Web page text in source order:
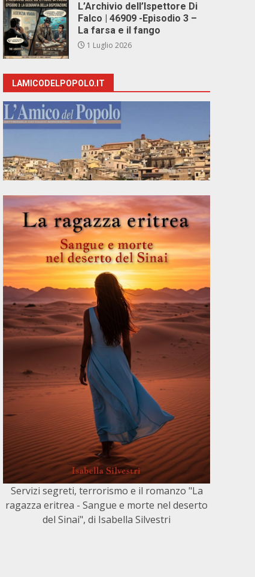
L’Archivio dell’Ispettore Di
Falco | 46909 -Episodio 3 –
La farsa e il fango
1 Luglio 2026
LAMICODELPOPOLO.IT
Servizi segreti, terrorismo e il romanzo "La
ragazza eritrea - Sangue e morte nel deserto
del Sinai", di Isabella Silvestri